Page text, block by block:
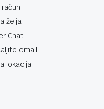
račun
želja
Chat
email
lokacija